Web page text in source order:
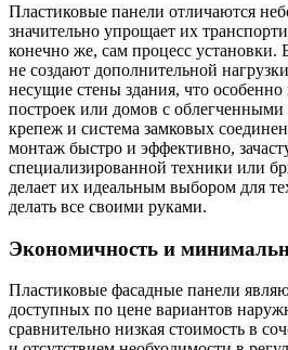
Пластиковые панели отличаются
значительно упрощает их
конечно же, сам процесс установки.
не создают дополнительной
несущие стены здания, что
построек или домов с
крепеж и система замковых
монтаж быстро и эффективно,
специализированной техники или
делает их идеальным выбором для
делать все своими руками.
Экономичность и
Пластиковые фасадные панели
доступных по цене вариантов
сравнительно низкая стоимость в